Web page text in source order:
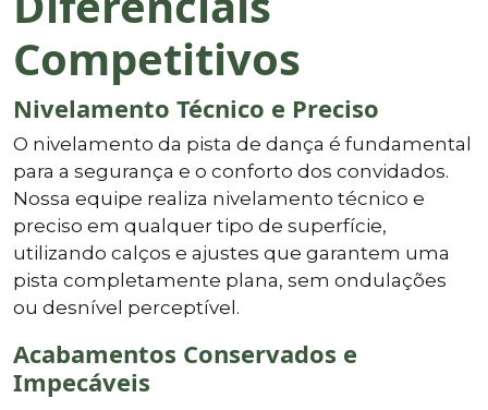
Competitivos
Nivelamento Técnico e Preciso
O nivelamento da pista de dança é fundamental
para a segurança e o conforto dos convidados.
Nossa equipe realiza nivelamento técnico e
preciso em qualquer tipo de superfície,
utilizando calços e ajustes que garantem uma
pista completamente plana, sem ondulações
ou desnível perceptível.
Acabamentos Conservados e
Impecáveis